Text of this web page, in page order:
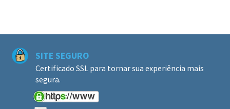
SITE SEGURO
Certificado SSL para tornar sua experiência mais
segura.